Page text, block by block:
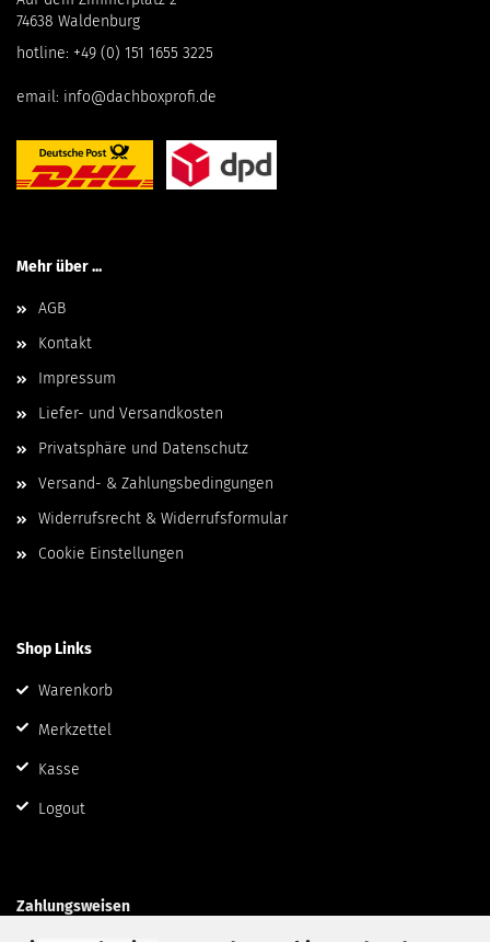
74638 Waldenburg
hotline: +49 (0) 151 1655 3225
email: info@dachboxprofi.de
Mehr über ...
AGB
Kontakt
Impressum
Liefer- und Versandkosten
Privatsphäre und Datenschutz
Versand- & Zahlungsbedingungen
Widerrufsrecht & Widerrufsformular
Cookie Einstellungen
Shop Links
Warenkorb
Merkzettel
Kasse
Logout
Zahlungsweisen